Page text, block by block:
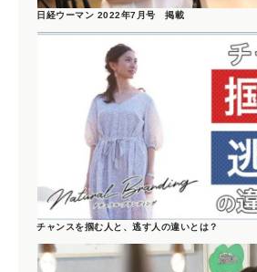
日経ウーマン 2022年7月号 掲載
チャンスを掴む人と、逃す人の違いとは？